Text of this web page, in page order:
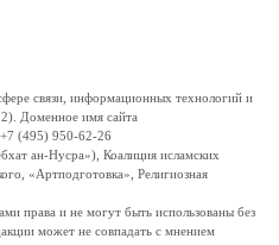
связи, информационных технологий и
Доменное имя сайта
+7 (495) 950-62-26
ан-Нусра»), Коалиция исламских
«Артподготовка», Религиозная
права и не могут быть использованы без
может не совпадать с мнением